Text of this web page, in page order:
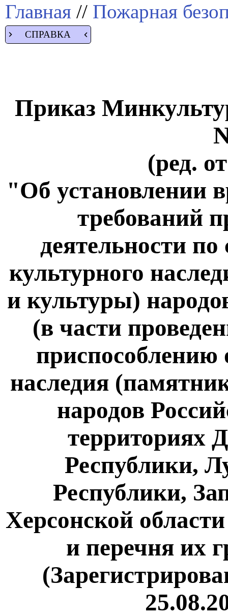
Главная // Пожарная
СПРАВКА
Приказ
(ред.
"Об установлении
требований
деятельности
культурного
и культуры)
(в части
приспособлению
наследия
народов
территориях
Республики,
Республики,
Херсонской
и перечня их